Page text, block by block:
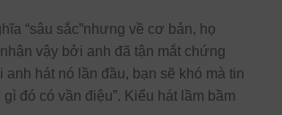
“sâu sắc”nhưng về cơ bản, họ
vậy bởi anh đã tận mắt chứng
hát nó lần đầu, bạn sẽ khó mà tin
đó có vần điệu”. Kiểu hát lầm bầm